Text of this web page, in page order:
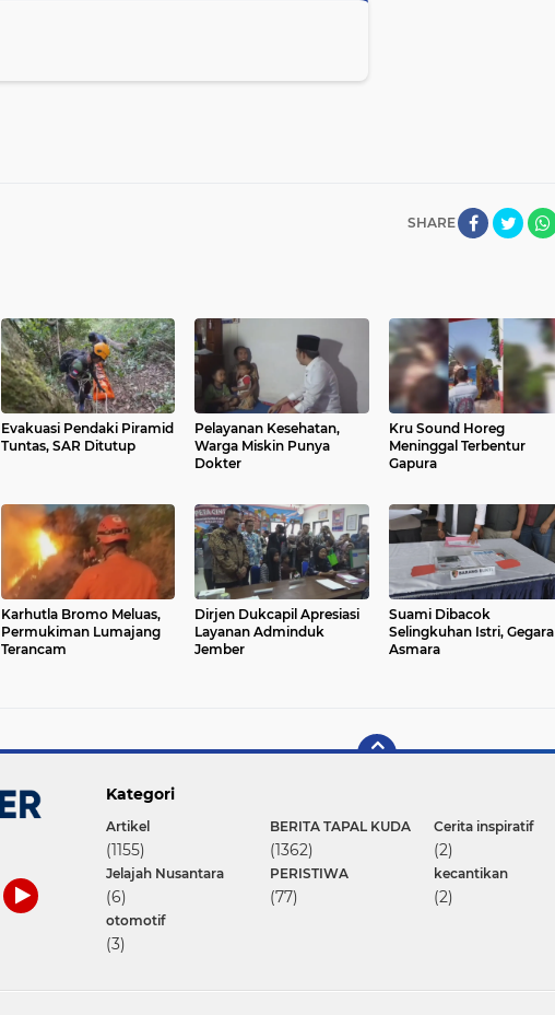
SHARE
Evakuasi Pendaki Piramid
Tuntas, SAR Ditutup
Pelayanan Kesehatan,
Warga Miskin Punya
Dokter
Kru Sound Horeg
Meninggal Terbentur
Gapura
Karhutla Bromo Meluas,
Permukiman Lumajang
Terancam
Dirjen Dukcapil Apresiasi
Layanan Adminduk
Jember
Suami Dibacok
Selingkuhan Istri, Gegara
Asmara
Kategori
Artikel
(1155)
BERITA TAPAL KUDA
(1362)
Cerita inspiratif
(2)
Jelajah Nusantara
(6)
PERISTIWA
(77)
kecantikan
(2)
otomotif
(3)